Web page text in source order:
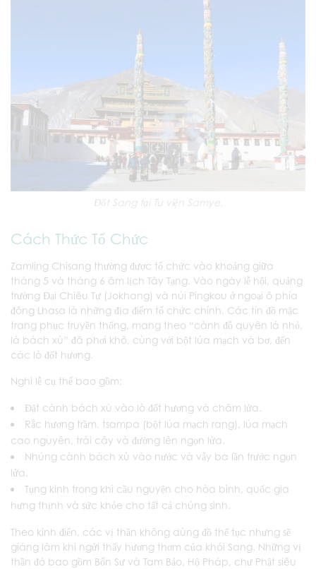
Đốt Sang tại Tu viện Samye.
Cách Thức Tổ Chức
Zamling Chisang thường được tổ chức vào khoảng giữa
tháng 5 và tháng 6 âm lịch Tây Tạng. Vào ngày lễ hội, quảng
trường Đại Chiêu Tự (Jokhang) và núi Pingkou ở ngoại ô phía
đông Lhasa là những địa điểm tổ chức chính. Các tín đồ mặc
trang phục truyền thống, mang theo “cành đỗ quyên lá nhỏ,
lá bách xù” đã phơi khô, cùng với bột lúa mạch và bơ, đến
các lò đốt hương.
Nghi lễ cụ thể bao gồm:
Đặt cành bách xù vào lò đốt hương và châm lửa.
Rắc hương trầm, tsampa (bột lúa mạch rang), lúa mạch
cao nguyên, trái cây và đường lên ngọn lửa.
Nhúng cành bách xù vào nước và vẫy ba lần trước ngọn
lửa.
Tụng kinh trong khi cầu nguyện cho hòa bình, quốc gia
hưng thịnh và sức khỏe cho tất cả chúng sinh.
Theo kinh điển, các vị thần không dùng đồ thế tục nhưng sẽ
giáng lâm khi ngửi thấy hương thơm của khói Sang. Những vị
thần đó bao gồm Bổn Sư và Tam Bảo, Hộ Pháp, chư Phật siêu